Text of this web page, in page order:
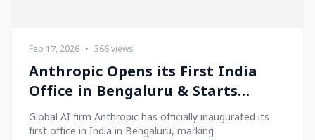
Feb 17, 2026 • 366 views
Anthropic Opens its First India
Office in Bengaluru & Starts
Hiring Local Talent!
Global AI firm Anthropic has officially inaugurated its
first office in India in Bengaluru, marking